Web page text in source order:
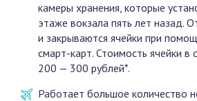
камеры хранения, которые
этаже вокзала пять лет назад.
и закрываются ячейки при
смарт-карт. Стоимость ячейки в
200 — 300 рублей*.
Работает большое количество